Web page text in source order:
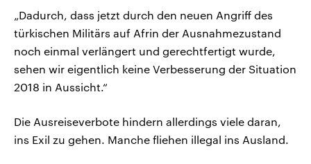
„Dadurch, dass jetzt durch den neuen Angriff des
türkischen Militärs auf Afrin der Ausnahmezustand
noch einmal verlängert und gerechtfertigt wurde,
sehen wir eigentlich keine Verbesserung der Situation
2018 in Aussicht.“
Die Ausreiseverbote hindern allerdings viele daran,
ins Exil zu gehen. Manche fliehen illegal ins Ausland.